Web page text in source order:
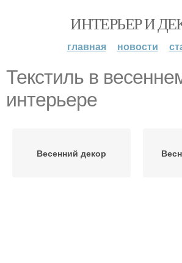
ИНТЕРЬЕР И
главная новости
Текстиль в
интерьере
Весенний декор